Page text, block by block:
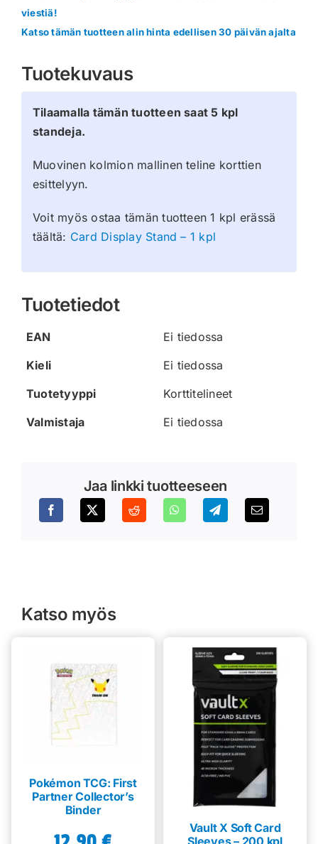
viestiä!
Katso tämän tuotteen alin hinta edellisen 30 päivän ajalta
Tuotekuvaus
Tilaamalla tämän tuotteen saat 5 kpl
standeja.
Muovinen kolmion mallinen teline korttien
esittelyyn.
Voit myös ostaa tämän tuotteen 1 kpl erässä
täältä: Card Display Stand – 1 kpl
Tuotetiedot
EAN
Ei tiedossa
Kieli
Ei tiedossa
Tuotetyyppi
Korttitelineet
Valmistaja
Ei tiedossa
Jaa linkki tuotteeseen
Katso myös
Pokémon TCG: First
Partner Collector’s
Binder
Vault X Soft Card